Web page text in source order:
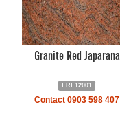
Granite Red Japarana
ERE12001
Contact 0903 598 407